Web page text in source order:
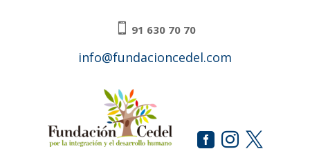
 91 630 70 70
info@fundacioncedel.com
  